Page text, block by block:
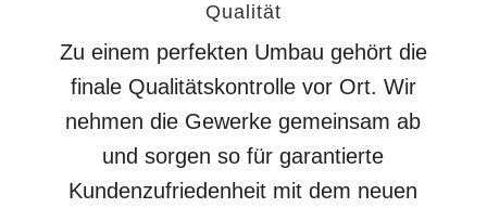
Qualität
Zu einem perfekten Umbau gehört die
finale Qualitätskontrolle vor Ort. Wir
nehmen die Gewerke gemeinsam ab
und sorgen so für garantierte
Kundenzufriedenheit mit dem neuen